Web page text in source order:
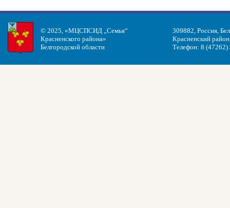
© 2025, «МЦСПСИД „Семья“
Красненского района»
Белгородской области
309882, Россия,
Красненский
Телефон: 8 (47262)